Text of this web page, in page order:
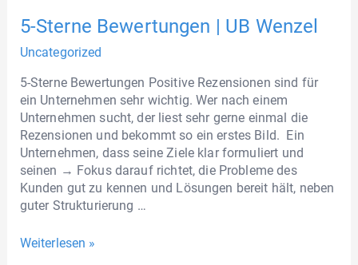
5-Sterne Bewertungen | UB Wenzel
Uncategorized
5-Sterne Bewertungen Positive Rezensionen sind für
ein Unternehmen sehr wichtig. Wer nach einem
Unternehmen sucht, der liest sehr gerne einmal die
Rezensionen und bekommt so ein erstes Bild. Ein
Unternehmen, dass seine Ziele klar formuliert und
seinen → Fokus darauf richtet, die Probleme des
Kunden gut zu kennen und Lösungen bereit hält, neben
guter Strukturierung …
Weiterlesen »